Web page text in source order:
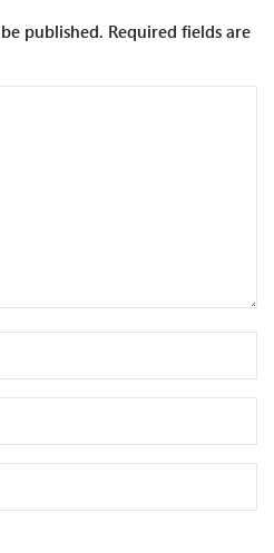
published. Required fields are